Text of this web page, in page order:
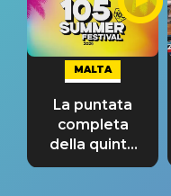
MALTA
La puntata
completa
della quinta
tappa